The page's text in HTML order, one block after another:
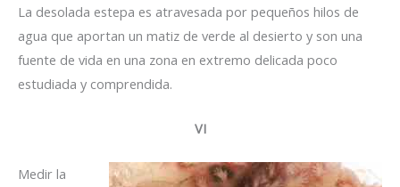
La desolada estepa es atravesada por pequeños hilos de
agua que aportan un matiz de verde al desierto y son una
fuente de vida en una zona en extremo delicada poco
estudiada y comprendida.
VI
Medir la